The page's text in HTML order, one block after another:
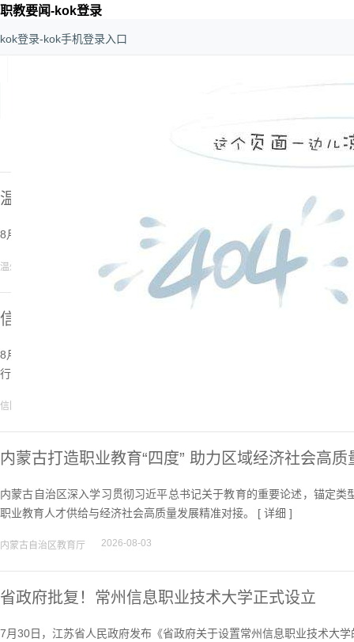
职教要闻-kok登录
kok登录-kok手机登录入口
职教要闻
温州职业技术大学揭牌成立！
8月4日，温州职业技术大学干部教师会议暨揭牌仪式举行。 [
温州职业技术大学 2026-08-05
信阳工程职业学院：央企赋能职教 产教共兴老区
8月4日，信阳工程职业学院与江苏苏美达轻纺国际贸易有限公司战略
行。 [
信阳工程职业学院
内蒙古打造职业教育“四度” 助力区域经济社会高质
内蒙古自治区深入学习贯彻习近平总书记关于教育的重要论述，锚定
职业教育人才供给与经济社会高质量发展精准对接。 [ 详细 ]
内蒙古自治区教育厅 2026-08-03
省政府批复！常州信息职业技术大学正式设立
7月30日，江苏省人民政府发布《省政府关于设置常州信息职业技术大